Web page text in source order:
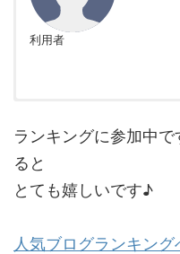
利用者
利用者
エポスカードは、初めての
ランキングに参加中
ると
とても嬉しいです♪
人気ブログランキング